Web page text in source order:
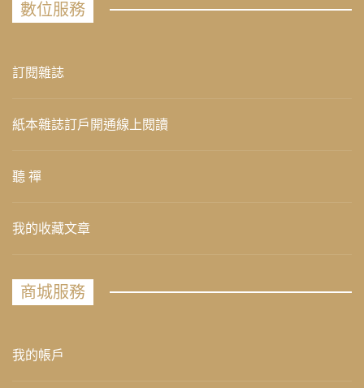
數位服務
訂閱雜誌
紙本雜誌訂戶開通線上閱讀
聽 禪
我的收藏文章
商城服務
我的帳戶